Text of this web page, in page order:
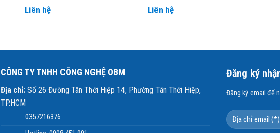
Liên hệ Liên hệ
CÔNG TY TNHH CÔNG NGHỆ OBM
Địa chỉ: Số 26 Đường Tân Thới Hiệp 14, Phường Tân Thới Hiệp,
TP.HCM
0357216376
Đăng ký
Đăng ký email để